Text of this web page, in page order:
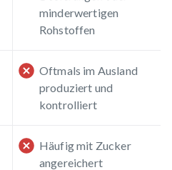
minderwertigen
Rohstoffen
Oftmals im Ausland
produziert und
kontrolliert
Häufig mit Zucker
angereichert